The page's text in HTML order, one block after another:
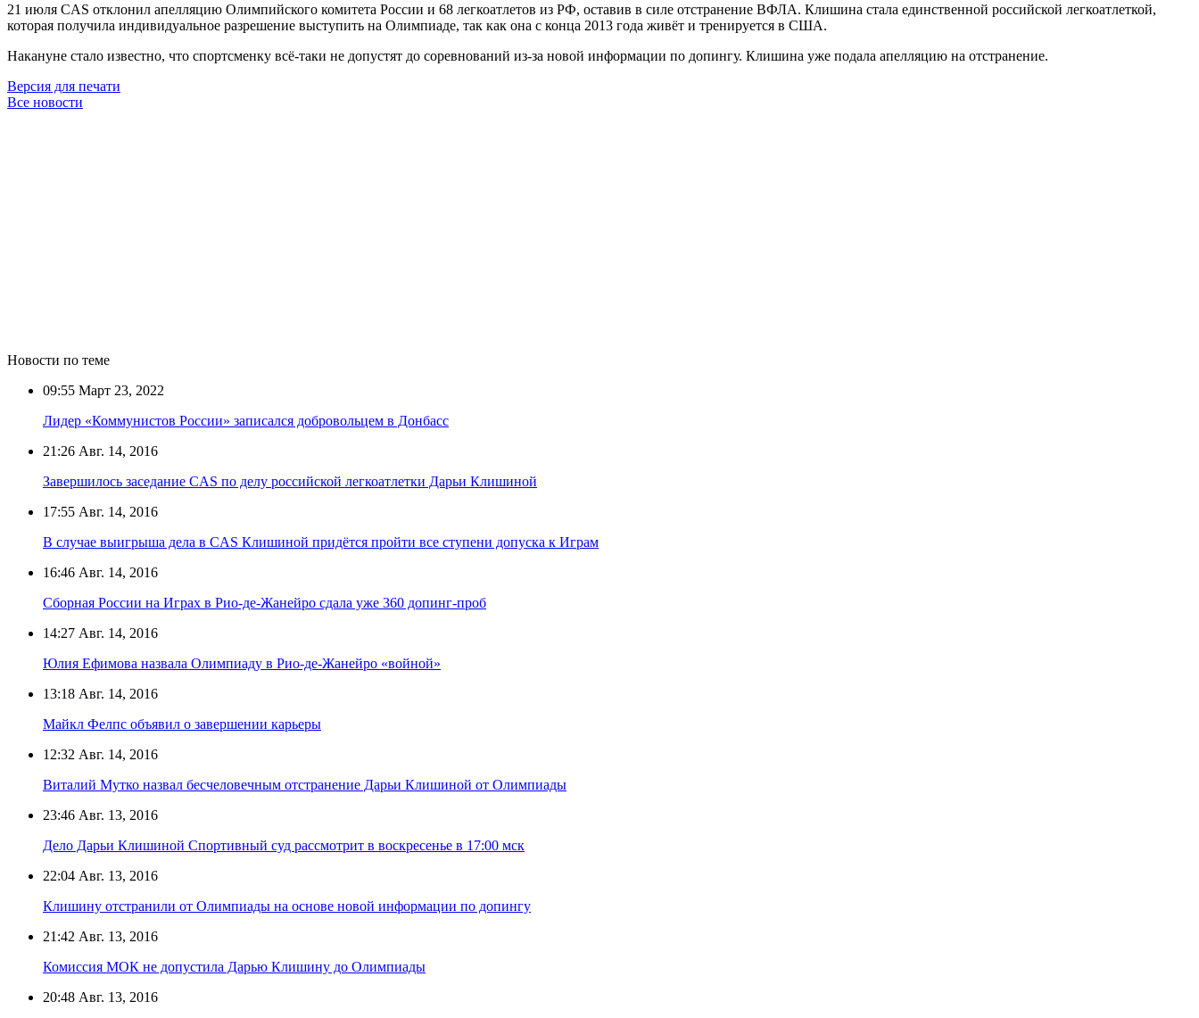
21 июля CAS отклонил апелляцию Олимпийского комитета России и 68 легкоатлетов из РФ, оставив в силе отстранение ВФЛА. Клишина стала единственной российской легкоатлеткой,
которая получила индивидуальное разрешение выступить на Олимпиаде, так как она с конца 2013 года живёт и тренируется в США.
Накануне стало известно, что спортсменку всё-таки не допустят до соревнований из-за новой информации по допингу. Клишина уже подала апелляцию на отстранение.
Версия для печати
Все новости
Новости по теме
09:55 Март 23, 2022
Лидер «Коммунистов России» записался добровольцем в Донбасс
21:26 Авг. 14, 2016
Завершилось заседание CAS по делу российской легкоатлетки Дарьи Клишиной
17:55 Авг. 14, 2016
В случае выигрыша дела в CAS Клишиной придётся пройти все ступени допуска к Играм
16:46 Авг. 14, 2016
Сборная России на Играх в Рио-де-Жанейро сдала уже 360 допинг-проб
14:27 Авг. 14, 2016
Юлия Ефимова назвала Олимпиаду в Рио-де-Жанейро «войной»
13:18 Авг. 14, 2016
Майкл Фелпс объявил о завершении карьеры
12:32 Авг. 14, 2016
Виталий Мутко назвал бесчеловечным отстранение Дарьи Клишиной от Олимпиады
23:46 Авг. 13, 2016
Дело Дарьи Клишиной Спортивный суд рассмотрит в воскресенье в 17:00 мск
22:04 Авг. 13, 2016
Клишину отстранили от Олимпиады на основе новой информации по допингу
21:42 Авг. 13, 2016
Комиссия МОК не допустила Дарью Клишину до Олимпиады
20:48 Авг. 13, 2016